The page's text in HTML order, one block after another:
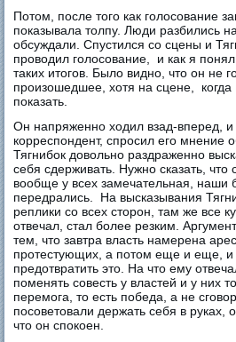
Потом, после того как голосование
показывала толпу. Люди разбились
обсуждали. Спустился со сцены и
проводил голосование, и как я
таких итогов. Было видно, что он не
произошедшее, хотя на сцене, когда
показать.
Он напряженно ходил взад-вперед,
корреспондент, спросил его мнение
Тягнибок довольно раздраженно
себя сдерживать. Нужно сказать, что
вообще у всех замечательная, наши
передрались. На высказывания
реплики со всех сторон, там же все
отвечал, стал более резким.
тем, что завтра власть намерена
протестующих, а потом еще и еще, и
предотвратить это. На что ему
поменять совесть у властей и у них
перемога, то есть победа, а не
посоветовали держать себя в руках,
что он спокоен.